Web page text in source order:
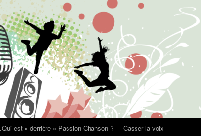
.Qui est « derrière » Passion Chanson ?
Casser la voix